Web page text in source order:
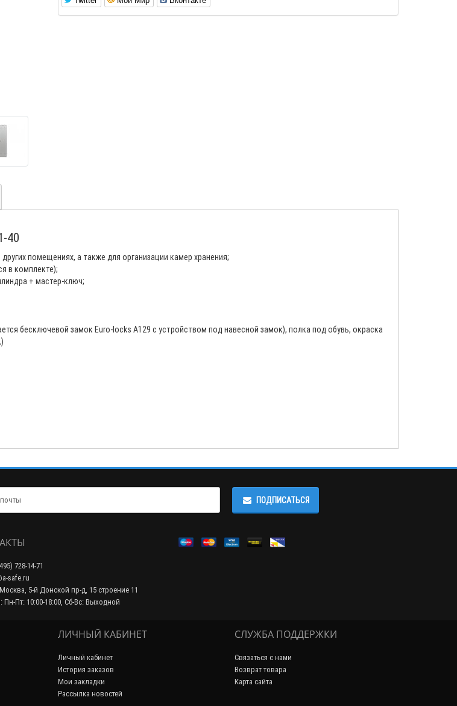
40
помещениях, а также для организации камер хранения;
в комплекте);
+ мастер-ключ;
бесключевой замок Euro-locks A129 с устройством под навесной замок), полка под обувь, окраска
)
ПОДПИСАТЬСЯ
728-14-71
safe.ru
5-й Донской пр-д, 15 строение 11
Пн-Пт: 10:00-18:00, Сб-Вс: Выходной
ЛИЧНЫЙ КАБИНЕТ
Личный кабинет
История заказов
Мои закладки
Рассылка новостей
СЛУЖБА ПОДДЕРЖКИ
Связаться с нами
Возврат товара
Карта сайта